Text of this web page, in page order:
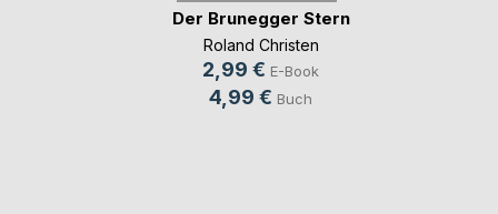
Der Brunegger Stern
Roland Christen
2,99 € E-Book
4,99 € Buch